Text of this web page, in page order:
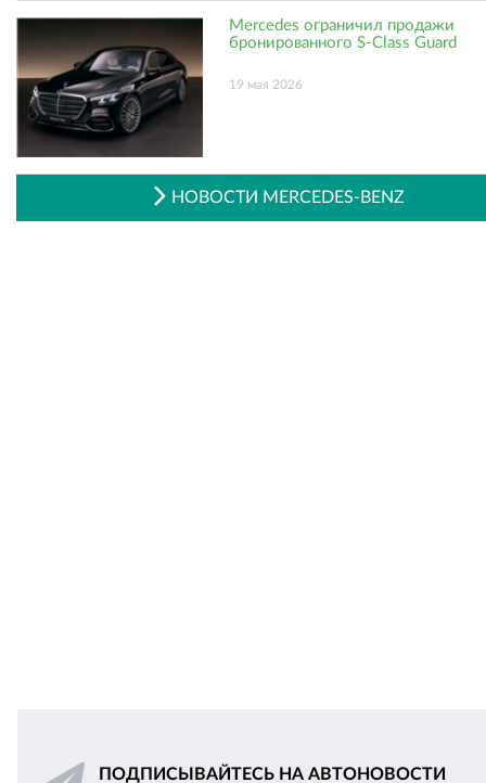
Mercedes ограничил продажи
бронированного S-Class Guard
19 мая 2026
НОВОСТИ MERCEDES-BENZ
ПОДПИСЫВАЙТЕСЬ НА АВТОНОВОСТИ